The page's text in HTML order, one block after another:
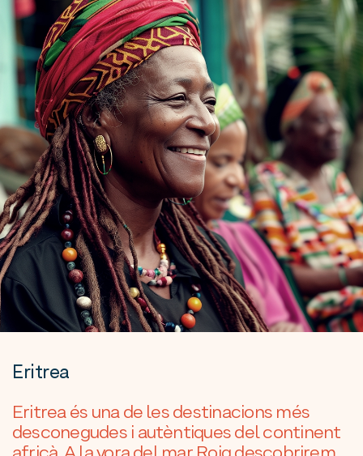
Eritrea
Eritrea és una de les destinacions més
desconegudes i autèntiques del continent